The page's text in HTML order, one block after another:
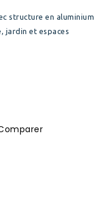
structure en aluminium
jardin et espaces